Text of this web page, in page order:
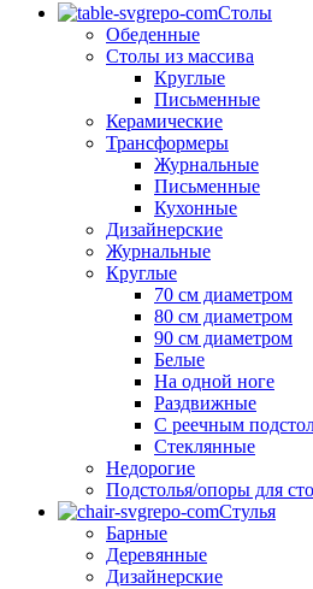
Столы
Обеденные
Столы из массива
Круглые
Письменные
Керамические
Трансформеры
Журнальные
Письменные
Кухонные
Дизайнерские
Журнальные
Круглые
70 см диаметром
80 см диаметром
90 см диаметром
Белые
На одной ноге
Раздвижные
С реечным
Стеклянные
Недорогие
Подстолья/опоры для
Стулья
Барные
Деревянные
Дизайнерские